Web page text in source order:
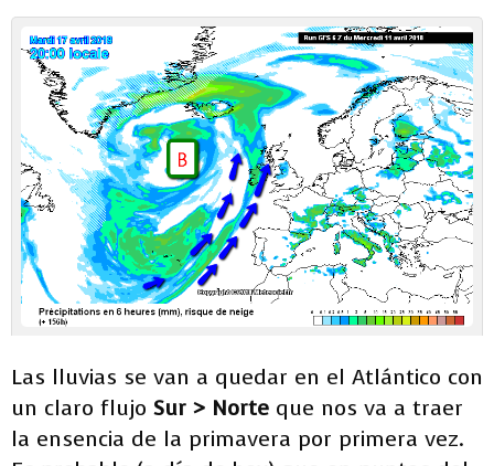
Las lluvias se van a quedar en el Atlántico con
un claro flujo Sur > Norte que nos va a traer
la ensencia de la primavera por primera vez.